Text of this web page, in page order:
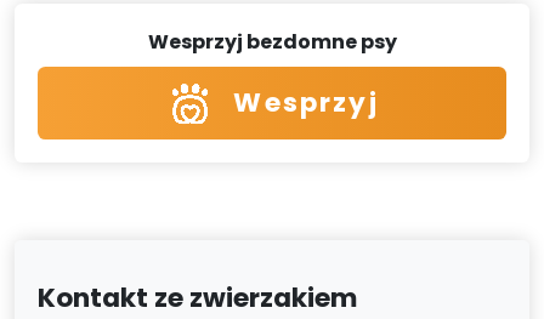
Wesprzyj bezdomne psy
Wesprzyj
Kontakt ze zwierzakiem